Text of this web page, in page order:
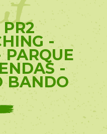
-
PARQUE
-
BANDO